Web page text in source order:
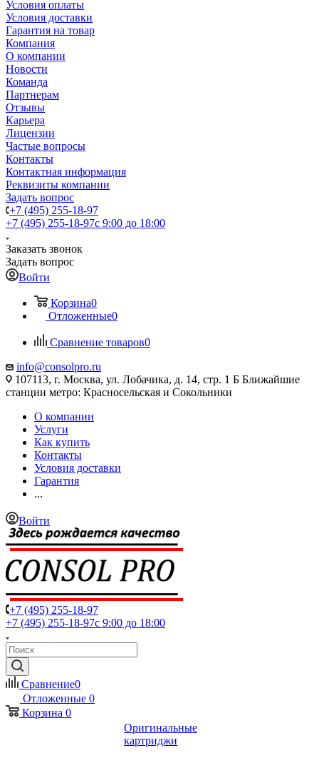
Условия оплаты
Условия доставки
Гарантия на товар
Компания
О компании
Новости
Команда
Партнерам
Отзывы
Карьера
Лицензии
Частые вопросы
Контакты
Контактная информация
Реквизиты компании
Задать вопрос
+7 (495) 255-18-97
+7 (495) 255-18-97с 9:00 до 18:00
Заказать звонок
Задать вопрос
Войти
Корзина0
Отложенные0
Сравнение товаров0
info@consolpro.ru
107113, г. Москва, ул. Лобачика, д. 14, стр. 1 Б Ближайшие
станции метро: Красносельская и Сокольники
О компании
Услуги
Как купить
Контакты
Условия доставки
Гарантия
...
Войти
+7 (495) 255-18-97
+7 (495) 255-18-97с 9:00 до 18:00
Сравнение0
Отложенные 0
Корзина 0
Оригинальные
картриджи